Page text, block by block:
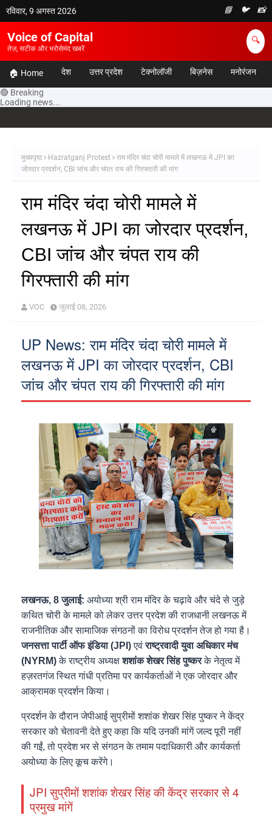
रविवार, 9 अगस्त 2026 📘 🐦 📸
Voice of Capital
तेज़, सटीक और भरोसेमंद खबरें
🔍
🏠 Home देश उत्तर प्रदेश टेक्नोलॉजी बिज़नेस मनोरंजन
🔴 Breaking
Loading news...
मुख्यपृष्ठ Hazratganj Protest
राम मंदिर चंदा चोरी मामले में लखनऊ में JPI का
जोरदार प्रदर्शन, CBI जांच और चंपत राय की गिरफ्तारी की मांग
राम मंदिर चंदा चोरी मामले में
लखनऊ में JPI का जोरदार प्रदर्शन,
CBI जांच और चंपत राय की
गिरफ्तारी की मांग
VOC जुलाई 08, 2026
UP News: राम मंदिर चंदा चोरी मामले में
लखनऊ में JPI का जोरदार प्रदर्शन, CBI
जांच और चंपत राय की गिरफ्तारी की मांग
लखनऊ, 8 जुलाई: अयोध्या श्री राम मंदिर के चढ़ावे और चंदे से जुड़े
कथित चोरी के मामले को लेकर उत्तर प्रदेश की राजधानी लखनऊ में
राजनीतिक और सामाजिक संगठनों का विरोध प्रदर्शन तेज हो गया है।
जनसत्ता पार्टी ऑफ इंडिया (JPI)एवंराष्ट्रवादी युवा अधिकार मंच
(NYRM)के राष्ट्रीय अध्यक्षशशांक शेखर सिंह पुष्करके नेतृत्व में
हज़रतगंज स्थित गांधी प्रतिमा पर कार्यकर्ताओं ने एक जोरदार और
आक्रामक प्रदर्शन किया।
प्रदर्शन के दौरान जेपीआई सुप्रीमों शशांक शेखर सिंह पुष्कर ने केंद्र
सरकार को चेतावनी देते हुए कहा कि यदि उनकी मांगें जल्द पूरी नहीं
की गईं, तो प्रदेश भर से संगठन के तमाम पदाधिकारी और कार्यकर्ता
अयोध्या के लिए कूच करेंगे।
JPI सुप्रीमों शशांक शेखर सिंह की केंद्र सरकार से 4
प्रमुख मांगें